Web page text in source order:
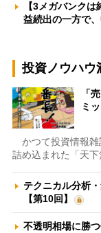
【3メガバンク
益続出の一方で
投資ノウハウ
「
ミ
かつて投資情報雑
詰め込まれた「天
テクニカル分析
【第10回】
不透明相場に勝